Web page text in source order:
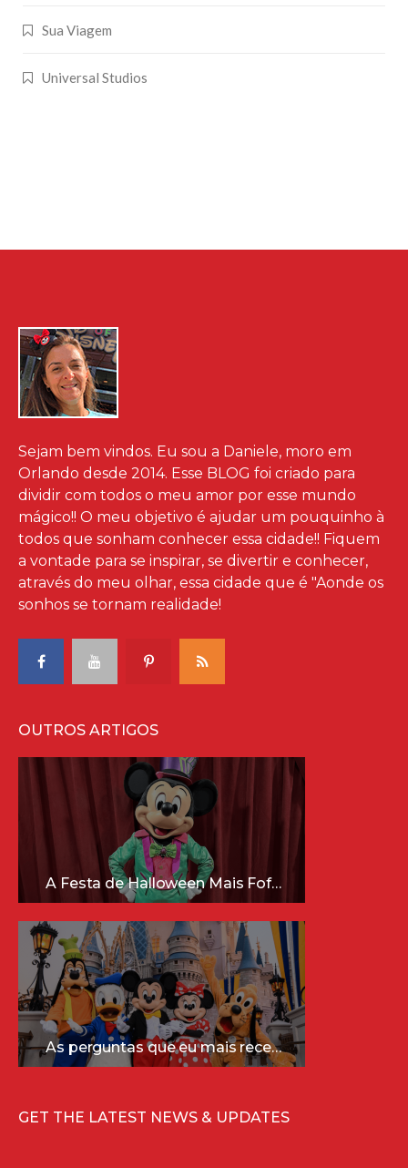
Sua Viagem
Universal Studios
Sejam bem vindos. Eu sou a Daniele, moro em
Orlando desde 2014. Esse BLOG foi criado para
dividir com todos o meu amor por esse mundo
mágico!! O meu objetivo é ajudar um pouquinho à
todos que sonham conhecer essa cidade!! Fiquem
a vontade para se inspirar, se divertir e conhecer,
através do meu olhar, essa cidade que é "Aonde os
sonhos se tornam realidade!
OUTROS ARTIGOS
A Festa de Halloween Mais Fofa da Disney Está Chegando!
As perguntas que eu mais recebo sobre a Disney (e as respostas mais sinceras!)
GET THE LATEST NEWS & UPDATES